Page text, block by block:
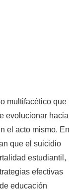
multifacético que
evolucionar hacia
el acto mismo. En
que el suicidio
estudiantil,
efectivas
educación